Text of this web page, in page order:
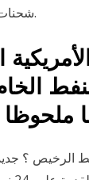
شحنات النفط القادمة من السعودية.